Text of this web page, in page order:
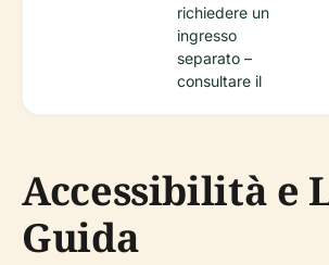
richiedere un
ingresso
separato –
consultare il
Accessibilità e
Guida